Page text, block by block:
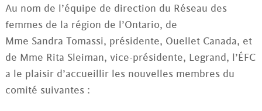
Au nom de l’équipe de direction du Réseau des
femmes de la région de l’Ontario, de
Mme Sandra Tomassi, présidente, Ouellet Canada, et
de Mme Rita Sleiman, vice-présidente, Legrand, l’ÉFC
a le plaisir d’accueillir les nouvelles membres du
comité suivantes :